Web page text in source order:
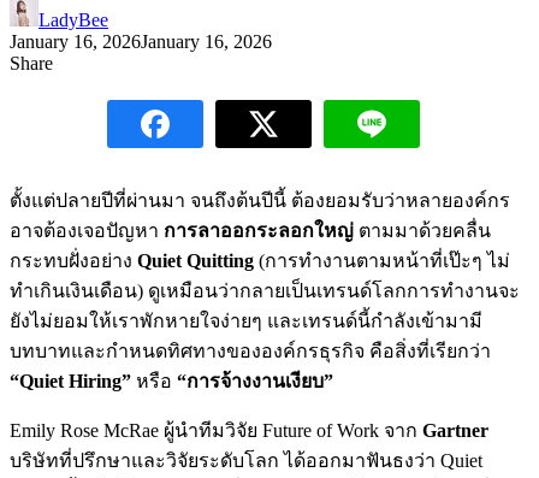
LadyBee
January 16, 2026January 16, 2026
Share
ตั้งแต่ปลายปีที่ผ่านมา จนถึงต้นปีนี้ ต้องยอมรับว่าหลายองค์กร
อาจต้องเจอปัญหา การลาออกระลอกใหญ่ ตามมาด้วยคลื่น
กระทบฝั่งอย่าง Quiet Quitting (การทำงานตามหน้าที่เป๊ะๆ ไม่
ทำเกินเงินเดือน) ดูเหมือนว่ากลายเป็นเทรนด์โลกการทำงานจะ
ยังไม่ยอมให้เราพักหายใจง่ายๆ และเทรนด์นี้กำลังเข้ามามี
บทบาทและกำหนดทิศทางขององค์กรธุรกิจ คือสิ่งที่เรียกว่า
“Quiet Hiring” หรือ “การจ้างงานเงียบ”
Emily Rose McRae ผู้นำทีมวิจัย Future of Work จาก Gartner
บริษัทที่ปรึกษาและวิจัยระดับโลก ได้ออกมาฟันธงว่า Quiet